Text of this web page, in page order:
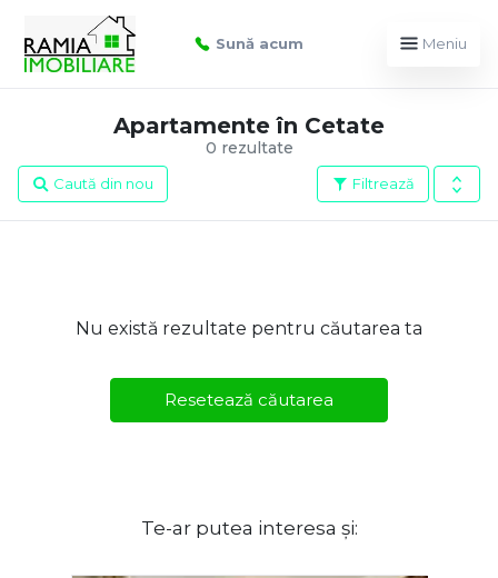
Sună acum Meniu
0 rezultate
Apartamente în Cetate
Filtrează
Caută din nou
Nu există rezultate pentru căutarea ta
Resetează căutarea
Te-ar putea interesa și: